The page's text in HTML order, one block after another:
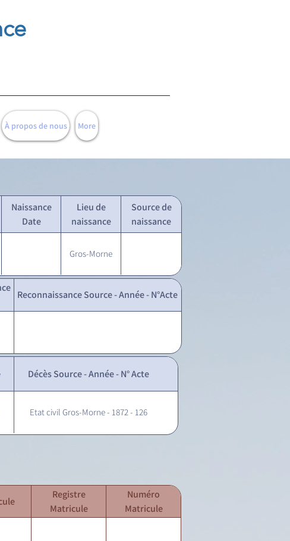
À propos de nous More
Naissance
Date
Lieu de
naissance
Source de
naissance
Gros-Morne
Reconnaissance Source - Année - N°Acte
Décès Source - Année - N° Acte
Etat civil Gros-Morne - 1872 - 126
Registre
Matricule
Numéro
Matricule